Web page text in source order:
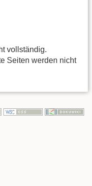
vollständig.
Seiten werden nicht